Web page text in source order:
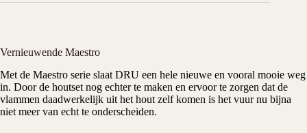
Vernieuwende Maestro
Met de Maestro serie slaat DRU een hele nieuwe en vooral mooie weg
in. Door de houtset nog echter te maken en ervoor te zorgen dat de
vlammen daadwerkelijk uit het hout zelf komen is het vuur nu bijna
niet meer van echt te onderscheiden.